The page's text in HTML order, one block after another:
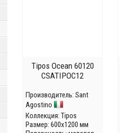
Tipos Ocean 60120
CSATIPOC12
Производитель: Sant
Agostino
Коллекция: Tipos
Размер: 600x1200 мм